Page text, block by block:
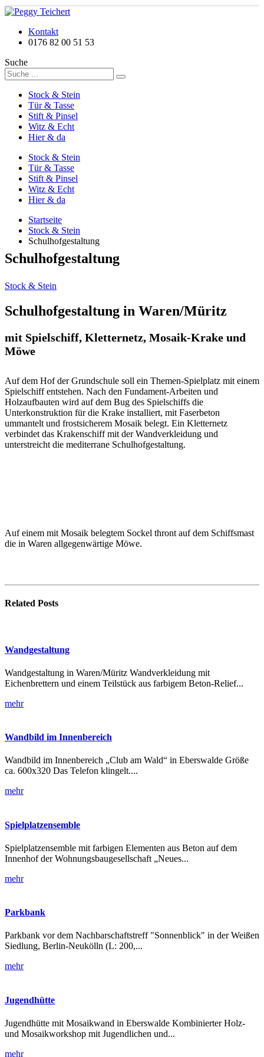
Kontakt
0176 82 00 51 53
Suche
Stock & Stein
Tür & Tasse
Stift & Pinsel
Witz & Echt
Hier & da
Stock & Stein
Tür & Tasse
Stift & Pinsel
Witz & Echt
Hier & da
Startseite
Stock & Stein
Schulhofgestaltung
Schulhofgestaltung
Stock & Stein
Schulhofgestaltung in Waren/Müritz
mit Spielschiff, Kletternetz, Mosaik-Krake und
Möwe
Auf dem Hof der Grundschule soll ein Themen-Spielplatz mit einem
Spielschiff entstehen. Nach den Fundament-Arbeiten und
Holzaufbauten wird auf dem Bug des Spielschiffs die
Unterkonstruktion für die Krake installiert, mit Faserbeton
ummantelt und frostsicherem Mosaik belegt. Ein Kletternetz
verbindet das Krakenschiff mit der Wandverkleidung und
unterstreicht die mediterrane Schulhofgestaltung.
Auf einem mit Mosaik belegtem Sockel thront auf dem Schiffsmast
die in Waren allgegenwärtige Möwe.
Related Posts
Wandgestaltung
Wandgestaltung in Waren/Müritz Wandverkleidung mit
Eichenbrettern und einem Teilstück aus farbigem Beton-Relief...
mehr
Wandbild im Innenbereich
Wandbild im Innenbereich „Club am Wald“ in Eberswalde Größe
ca. 600x320 Das Telefon klingelt....
mehr
Spielplatzensemble
Spielplatzensemble mit farbigen Elementen aus Beton auf dem
Innenhof der Wohnungsbaugesellschaft „Neues...
mehr
Parkbank
Parkbank vor dem Nachbarschaftstreff "Sonnenblick" in der Weißen
Siedlung, Berlin-Neukölln (L: 200,...
mehr
Jugendhütte
Jugendhütte mit Mosaikwand in Eberswalde Kombinierter Holz-
und Mosaikworkshop mit Jugendlichen und...
mehr